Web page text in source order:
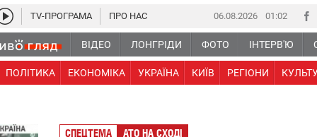
06.08.2026 01:02
ВІДЕО ЛОНГРІДИ ФОТО ІНТЕРВ'Ю
ПОЛІТИКА ЕКОНОМІКА УКРАЇНА КИЇВ РЕГІОНИ
TV-ПРОГРАМА ПРО НАС
СПЕЦТЕМА АТО НА СХОДІ